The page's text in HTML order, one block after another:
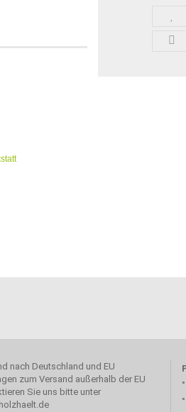
nach Deutschland und EU
zum Versand außerhalb der EU
Sie uns bitte unter